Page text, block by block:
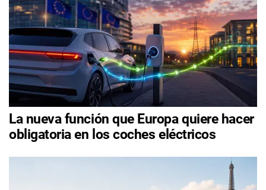
La nueva función que Europa quiere hacer
obligatoria en los coches eléctricos